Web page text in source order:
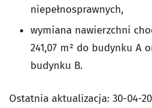
niepełnosprawnych,
wymiana nawierzchni
241,07 m² do budynku A
budynku B.
Ostatnia aktualizacja: 30-04-